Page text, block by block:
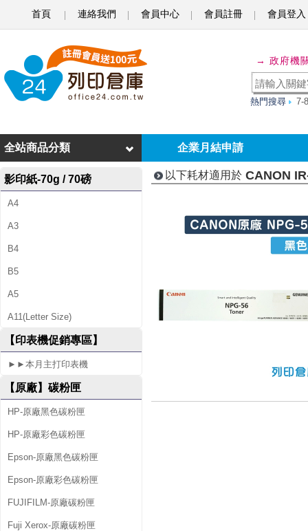
首頁 連絡我們 會員中心 會員註冊 會員登入
N
N
I
R
-
A
5
1
→ 政府機
熱門搜尋 7-
企業月結申請
全站商品分類
影印紙-70g / 70磅
A4
A3
B4
B5
A5
A11(Letter Size)
【印表機促銷專區】
►►本月主打印表機
【原廠】碳粉匣
HP-原廠黑色碳粉匣
HP-原廠彩色碳粉匣
Epson-原廠黑色碳粉匣
Epson-原廠彩色碳粉匣
FUJIFILM-原廠碳粉匣
Fuji Xerox-原廠碳粉匣
以下耗材適用於 CANON